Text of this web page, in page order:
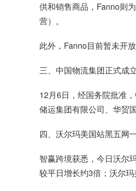
供和销售商品，Fanno则
营）。
此外，Fanno目前暂未开
三、中国物流集团正式成
12月6日，经国务院批准
储运集团有限公司、华贸
四、沃尔玛美国站黑五网
智赢跨境获悉，今日沃尔
较平日增长约3倍；沃尔